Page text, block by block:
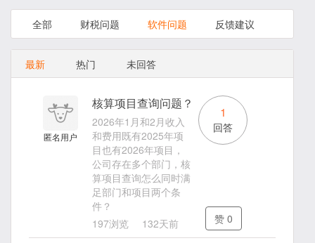
全部 财税问题 软件问题 反馈建议
最新 热门 未回答
匿名用户
核算项目查询问题？
2026年1月和2月收入
和费用既有2025年项
目也有2026年项目，
公司存在多个部门，核
算项目查询怎么同时满
足部门和项目两个条
件？
197浏览
132天前
1
回答
赞 0